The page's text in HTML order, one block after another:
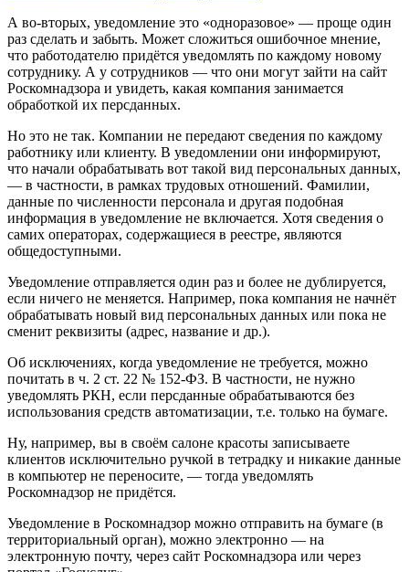
А во-вторых, уведомление это «одноразовое» — проще один
раз сделать и забыть. Может сложиться ошибочное мнение,
что работодателю придётся уведомлять по каждому новому
сотруднику. А у сотрудников — что они могут зайти на сайт
Роскомнадзора и увидеть, какая компания занимается
обработкой их персданных.
Но это не так. Компании не передают сведения по каждому
работнику или клиенту. В уведомлении они информируют,
что начали обрабатывать вот такой вид персональных данных,
— в частности, в рамках трудовых отношений. Фамилии,
данные по численности персонала и другая подобная
информация в уведомление не включается. Хотя сведения о
самих операторах, содержащиеся в реестре, являются
общедоступными.
Уведомление отправляется один раз и более не дублируется,
если ничего не меняется. Например, пока компания не начнёт
обрабатывать новый вид персональных данных или пока не
сменит реквизиты (адрес, название и др.).
Об исключениях, когда уведомление не требуется, можно
почитать в ч. 2 ст. 22 № 152-ФЗ. В частности, не нужно
уведомлять РКН, если персданные обрабатываются без
использования средств автоматизации, т.е. только на бумаге.
Ну, например, вы в своём салоне красоты записываете
клиентов исключительно ручкой в тетрадку и никакие данные
в компьютер не переносите, — тогда уведомлять
Роскомнадзор не придётся.
Уведомление в Роскомнадзор можно отправить на бумаге (в
территориальный орган), можно электронно — на
электронную почту, через сайт Роскомнадзора или через